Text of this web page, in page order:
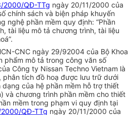
2000/QĐ-TTg ngày 20/11/2000 của
chính sách và biện pháp khuyến
nghệ phần mềm quy định: “Phần
tài liệu mô tả chương trình, tài liệu
CNC ngày 29/92004 của Bộ Khoa
phẩm mô tả trong công văn số
Công ty Nissan Techno Vietnam là
phân tích đồ hoạ được lưu trữ dưới
của hệ phần mềm hỗ trợ thiết
và chương trình phần mềm cho thiết
mềm trong phạm vi quy định tại
QĐ-TTg ngày 20/11/2000 của